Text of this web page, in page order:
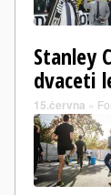
Stanley
dvaceti
15.června »